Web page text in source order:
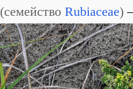
(семейство Rubiaceae)